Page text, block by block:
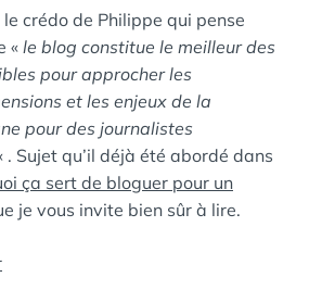
crédo de Philippe qui pense
« le blog constitue le meilleur des
pour approcher les
et les enjeux de la
pour des journalistes
. Sujet qu’il déjà été abordé dans
ça sert de bloguer pour un
je vous invite bien sûr à lire.